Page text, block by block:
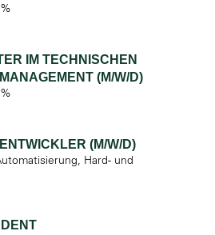
IM TECHNISCHEN
(M/W/D)
(M/W/D)
Hard- und